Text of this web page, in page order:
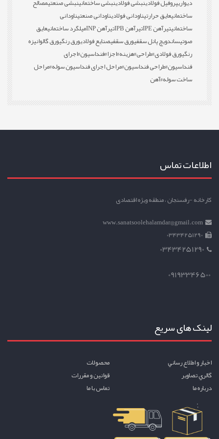
دیواریپروفیل فولادینبشی فولادینبشی ساختمانینبشی صنعتیمصالح
ساختمانیعایق حرارتیناودانی فولادیناودانی صنعتیناودانی
ساختمانیتیرآهن IPE تیرآهن IPB تیرآهن INP میلگرد ساختمانیعایق
صوتیساندویچ پانل سقفیورق سقفیصنایع فولادیورق رنگیورق گالوانیزه
رنگیورق فولادی#طراحی#هزینه#اجزا#فنداسیون#اجرای
فنداسیون#طراحی فنداسیون#مراحل اجرای فنداسیون سوله#مراحل
ساخت سوله#آهن
اطلاعات تماس
کارخانه -رفسنجان ، منطقه ویژه اقتصادی
www.sanatsoolehalamdar@gmail.com
03434251290
03434251290
09193346500
لینک های سریع
اخبار و اطلاع رساني
محصولات
گالري تصاوير
قوانين و مقررات
درباره ما
تماس با ما